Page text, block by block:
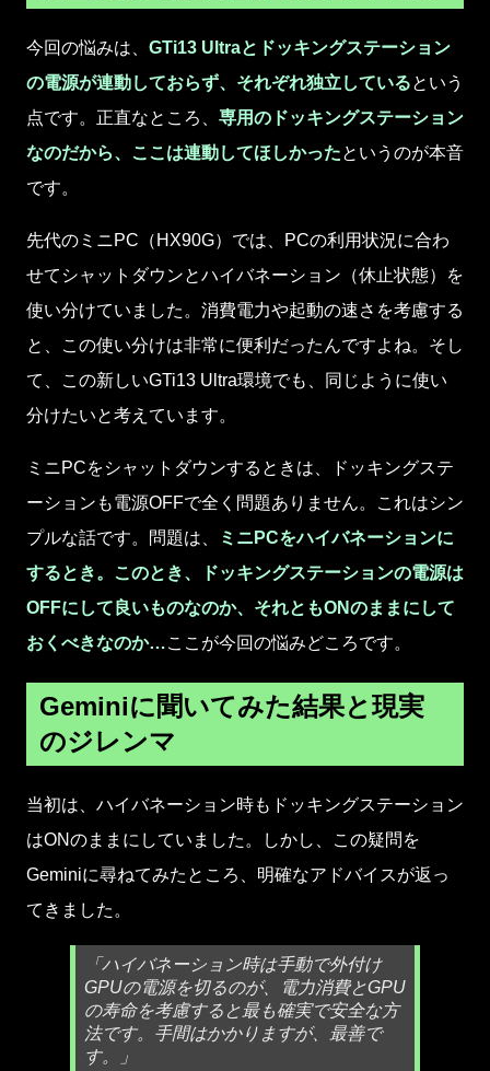
今回の悩みは、 GTi13 Ultraとドッキングステーション
の電源が連動しておらず、それぞれ独立しているという
点です。正直なところ、 専用のドッキングステーション
なのだから、ここは連動してほしかったというのが本音
です。
先代のミニPC（HX90G）では、PCの利用状況に合わ
せてシャットダウンとハイバネーション（休止状態）を
使い分けていました。消費電力や起動の速さを考慮する
と、この使い分けは非常に便利だったんですよね。そし
て、この新しいGTi13 Ultra環境でも、同じように使い
分けたいと考えています。
ミニPCをシャットダウンするときは、ドッキングステ
ーションも電源OFFで全く問題ありません。これはシン
プルな話です。問題は、
ミニPCをハイバネーションに
するとき。このとき、ドッキングステーションの電源は
OFFにして良いものなのか、それともONのままにして
おくべきなのか…ここが今回の悩みどころです。
Geminiに聞いてみた結果と現実
のジレンマ
当初は、ハイバネーション時もドッキングステーション
はONのままにしていました。しかし、この疑問を
Geminiに尋ねてみたところ、明確なアドバイスが返っ
てきました。
「ハイバネーション時は手動で外付け
GPUの電源を切るのが、電力消費とGPU
の寿命を考慮すると最も確実で安全な方
法です。手間はかかりますが、最善で
す。」